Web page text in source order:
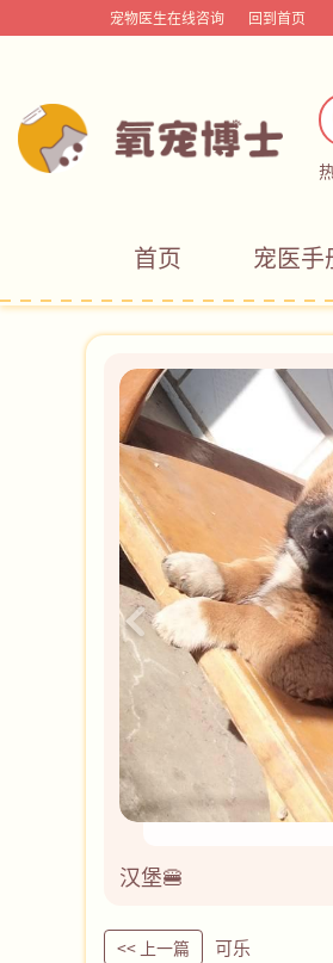
宠物医生在线咨询 回到首页
首页 宠医手
汉堡🍔
<< 上一篇 可乐